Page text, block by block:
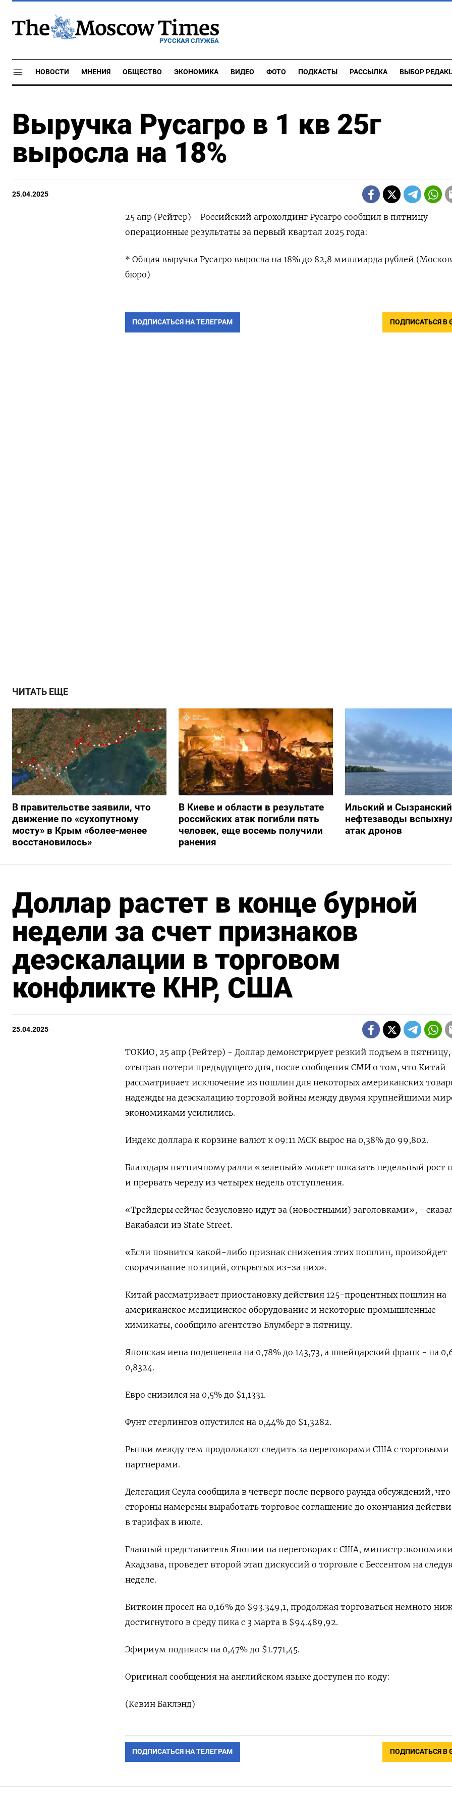
РУССКАЯ СЛУЖБА
НОВОСТИ МНЕНИЯ ОБЩЕСТВО ЭКОНОМИКА ВИДЕО ФОТО ПОДКАСТЫ РАССЫЛКА ВЫБОР
Выручка Русагро в 1 кв 25г
выросла на 18%
25.04.2025
25 апр (Рейтер) - Российский агрохолдинг Русагро сообщил в пятницу
операционные результаты за первый квартал 2025 года:
* Общая выручка Русагро выросла на 18% до 82,8 миллиарда рублей
бюро)
ПОДПИСАТЬСЯ НА ТЕЛЕГРАМ ПОДПИСАТЬСЯ В
ЧИТАТЬ ЕЩЕ
В правительстве заявили, что
движение по «сухопутному
мосту» в Крым «более-менее
восстановилось»
В Киеве и области в результате
российских атак погибли пять
человек, еще восемь получили
ранения
Ильский и Сызранский
нефтезаводы
атак дронов
Доллар растет в конце бурной
недели за счет признаков
деэскалации в торговом
конфликте КНР, США
25.04.2025
ТОКИО, 25 апр (Рейтер) - Доллар демонстрирует резкий подъем в пятницу,
отыграв потери предыдущего дня, после сообщения СМИ о том, что Китай
рассматривает исключение из пошлин для некоторых американских
надежды на деэскалацию торговой войны между двумя крупнейшими
экономиками усилились.
Индекс доллара к корзине валют к 09:11 МСК вырос на 0,38% до 99,802​.
Благодаря пятничному ралли «зеленый» может показать недельный рост
и прервать череду из четырех недель отступления.
«Трейдеры сейчас безусловно идут за (новостными) заголовками», -
Вакабаяси из State Street.
«Если появится какой-либо признак снижения этих пошлин, произойдет
сворачивание позиций, открытых из-за них».
Китай рассматривает приостановку действия 125-процентных пошлин на
американское медицинское оборудование и некоторые промышленные
химикаты, сообщило агентство Блумберг в пятницу.
Японская иена подешевела на 0,78%​ до 143,73, а швейцарский франк - на
0,8324​.
Евро снизился на 0,5% до $1,1331​.
Фунт стерлингов опустился на 0,44% до $1,3282​.
Рынки между тем продолжают следить за переговорами США с торговыми
партнерами.
Делегация Сеула сообщила в четверг после первого раунда обсуждений, что
стороны намерены выработать торговое соглашение до окончания
в тарифах в июле.
Главный представитель Японии на переговорах с США, министр
Акадзава, проведет второй этап дискуссий о торговле с Бессентом на
неделе.
Биткоин просел на 0,16% до $93.349,1, продолжая торговаться немного
достигнутого в среду пика с 3 марта в $94.489,92.
Эфириум поднялся на 0,47% до $1.771,45.
Оригинал сообщения на английском языке доступен по коду:
(Кевин Баклэнд)
ПОДПИСАТЬСЯ НА ТЕЛЕГРАМ ПОДПИСАТЬСЯ В